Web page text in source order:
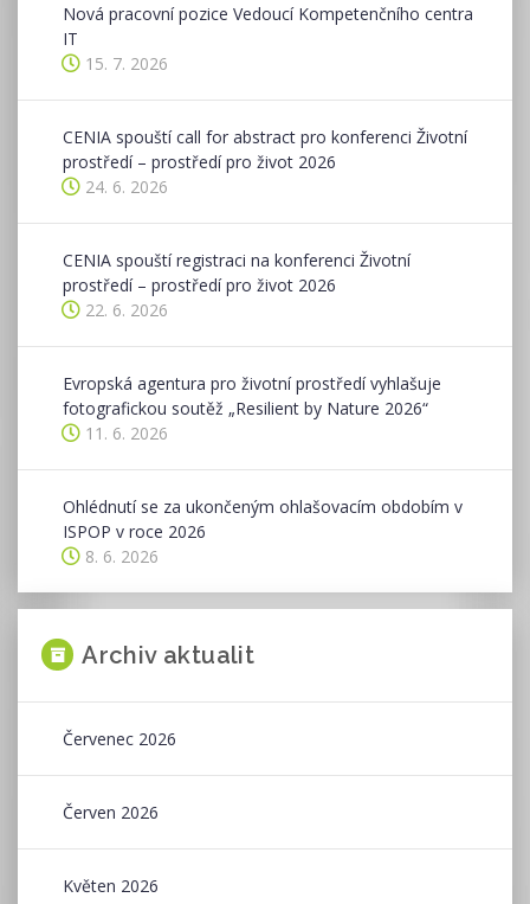
Nová pracovní pozice Vedoucí Kompetenčního centra
IT
15. 7. 2026
CENIA spouští call for abstract pro konferenci Životní
prostředí – prostředí pro život 2026
24. 6. 2026
CENIA spouští registraci na konferenci Životní
prostředí – prostředí pro život 2026
22. 6. 2026
Evropská agentura pro životní prostředí vyhlašuje
fotografickou soutěž „Resilient by Nature 2026“
11. 6. 2026
Ohlédnutí se za ukončeným ohlašovacím obdobím v
ISPOP v roce 2026
8. 6. 2026
Archiv aktualit
Červenec 2026
Červen 2026
Květen 2026